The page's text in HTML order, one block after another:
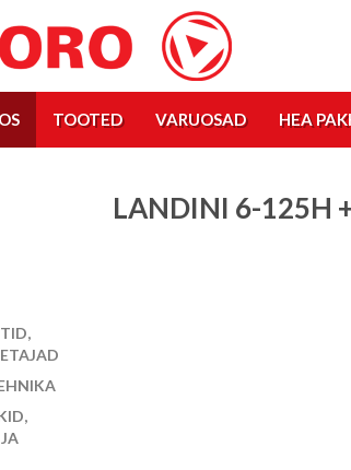
TOOTED VARUOSAD HEA
LANDINI 6-125H